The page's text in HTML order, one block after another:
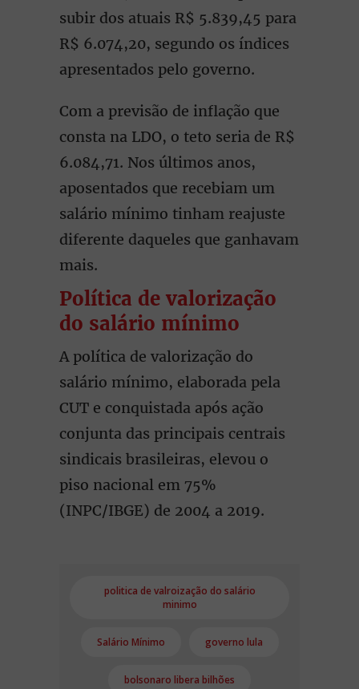
subir dos atuais R$ 5.839,45 para
R$ 6.074,20, segundo os índices
apresentados pelo governo.
Com a previsão de inflação que
consta na LDO, o teto seria de R$
6.084,71. Nos últimos anos,
aposentados que recebiam um
salário mínimo tinham reajuste
diferente daqueles que ganhavam
mais.
Política de valorização
do salário mínimo
A política de valorização do
salário mínimo, elaborada pela
CUT e conquistada após ação
conjunta das principais centrais
sindicais brasileiras, elevou o
piso nacional em 75%
(INPC/IBGE) de 2004 a 2019.
politica de valroização do salário
minimo
Salário Mínimo governo lula
bolsonaro libera bilhões